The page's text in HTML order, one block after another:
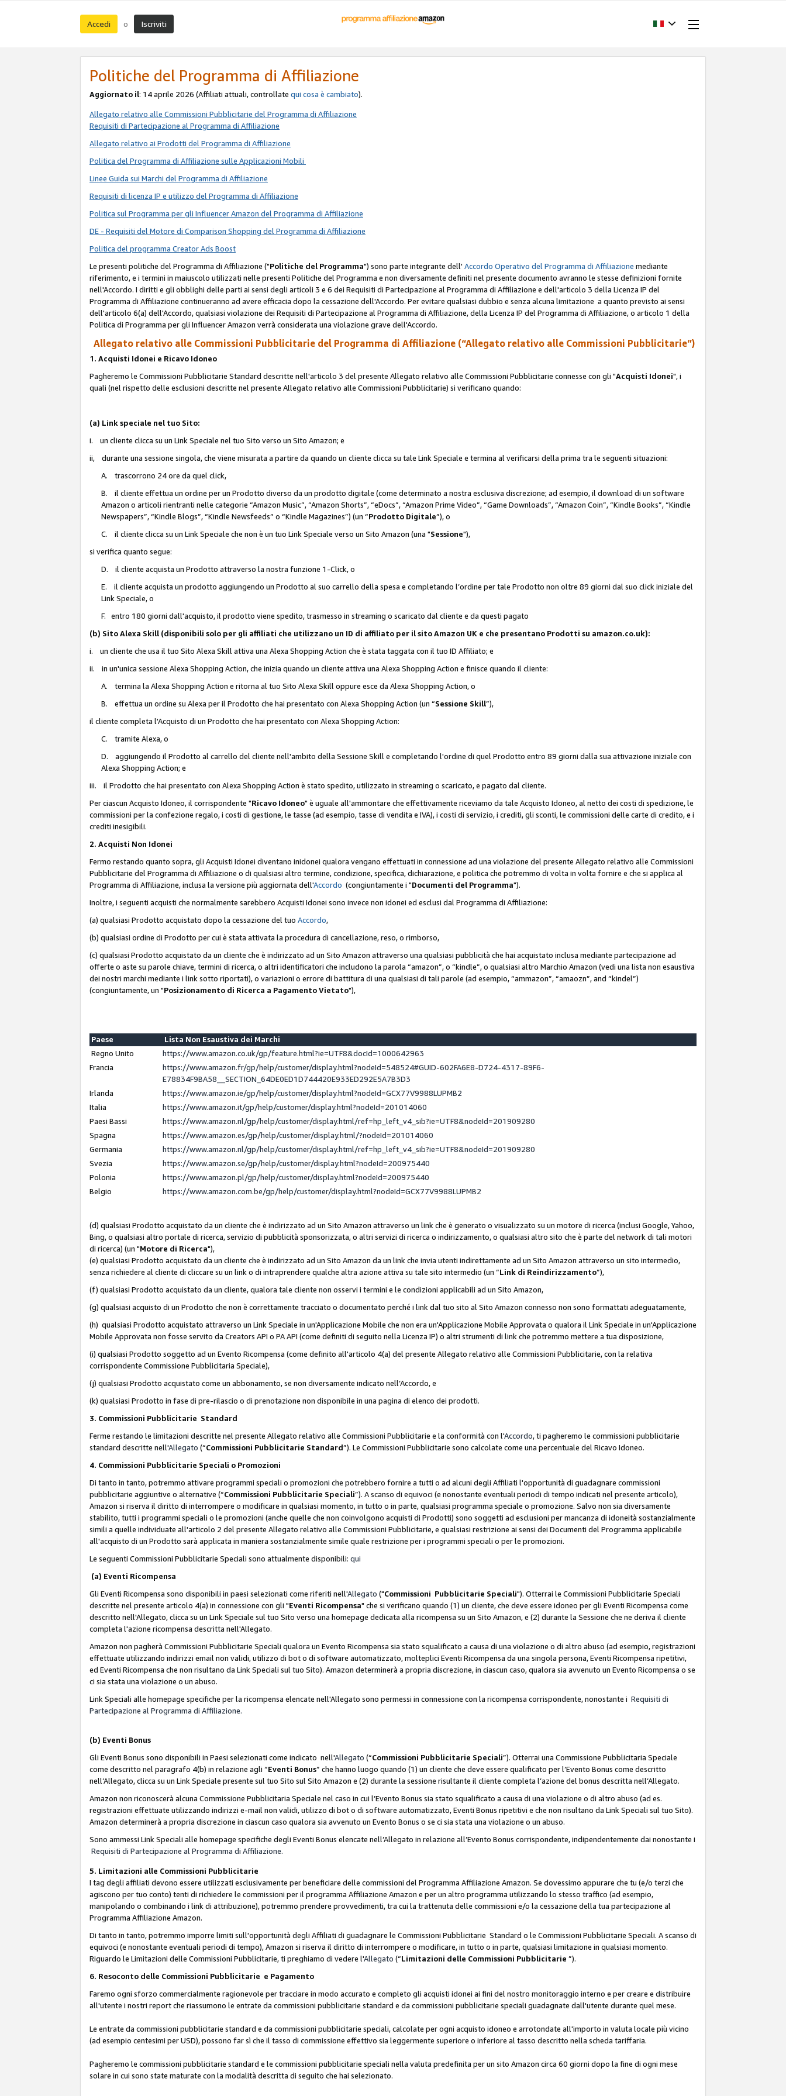
Accedi o Iscriviti
Politiche del Programma di Affiliazione
Aggiornato il: 14 aprile 2026 (Affiliati attuali, controllate qui cosa è cambiato).
Allegato relativo alle Commissioni Pubblicitarie del Programma di Affiliazione
Requisiti di Partecipazione al Programma di Affiliazione
Allegato relativo ai Prodotti del Programma di Affiliazione
Politica del Programma di Affiliazione sulle Applicazioni Mobili
Linee Guida sui Marchi del Programma di Affiliazione
Requisiti di licenza IP e utilizzo del Programma di Affiliazione
Politica sul Programma per gli Influencer Amazon del Programma di Affiliazione
DE - Requisiti del Motore di Comparison Shopping del Programma di Affiliazione
Politica del programma Creator Ads Boost
Le presenti politiche del Programma di Affiliazione ("Politiche del Programma") sono parte integrante dell' Accordo Operativo del Programma di Affiliazione mediante
riferimento, e i termini in maiuscolo utilizzati nelle presenti Politiche del Programma e non diversamente definiti nel presente documento avranno le stesse definizioni fornite
nell'Accordo. I diritti e gli obblighi delle parti ai sensi degli articoli 3 e 6 dei Requisiti di Partecipazione al Programma di Affiliazione e dell'articolo 3 della Licenza IP del
Programma di Affiliazione continueranno ad avere efficacia dopo la cessazione dell'Accordo. Per evitare qualsiasi dubbio e senza alcuna limitazione a quanto previsto ai sensi
dell'articolo 6(a) dell'Accordo, qualsiasi violazione dei Requisiti di Partecipazione al Programma di Affiliazione, della Licenza IP del Programma di Affiliazione, o articolo 1 della
Politica di Programma per gli Influencer Amazon verrà considerata una violazione grave dell'Accordo.
Allegato relativo alle Commissioni Pubblicitarie del Programma di Affiliazione (“Allegato relativo alle Commissioni Pubblicitarie”)
1. Acquisti Idonei e Ricavo Idoneo
Pagheremo le Commissioni Pubblicitarie Standard descritte nell'articolo 3 del presente Allegato relativo alle Commissioni Pubblicitarie connesse con gli "Acquisti Idonei", i
quali (nel rispetto delle esclusioni descritte nel presente Allegato relativo alle Commissioni Pubblicitarie) si verificano quando:
(a) Link speciale nel tuo Sito:
i. un cliente clicca su un Link Speciale nel tuo Sito verso un Sito Amazon; e
ii, durante una sessione singola, che viene misurata a partire da quando un cliente clicca su tale Link Speciale e termina al verificarsi della prima tra le seguenti situazioni:
A. trascorrono 24 ore da quel click,
B. il cliente effettua un ordine per un Prodotto diverso da un prodotto digitale (come determinato a nostra esclusiva discrezione; ad esempio, il download di un software
Amazon o articoli rientranti nelle categorie “Amazon Music”, “Amazon Shorts”, “eDocs”, “Amazon Prime Video”, “Game Downloads”, “Amazon Coin”, “Kindle Books”, “Kindle
Newspapers”, “Kindle Blogs”, “Kindle Newsfeeds” o “Kindle Magazines”) (un “Prodotto Digitale”), o
C. il cliente clicca su un Link Speciale che non è un tuo Link Speciale verso un Sito Amazon (una "Sessione"),
si verifica quanto segue:
D. il cliente acquista un Prodotto attraverso la nostra funzione 1-Click, o
E. il cliente acquista un prodotto aggiungendo un Prodotto al suo carrello della spesa e completando l’ordine per tale Prodotto non oltre 89 giorni dal suo click iniziale del
Link Speciale, o
F. entro 180 giorni dall'acquisto, il prodotto viene spedito, trasmesso in streaming o scaricato dal cliente e da questi pagato
(b) Sito Alexa Skill (disponibili solo per gli affiliati che utilizzano un ID di affiliato per il sito Amazon UK e che presentano Prodotti su amazon.co.uk):
i. un cliente che usa il tuo Sito Alexa Skill attiva una Alexa Shopping Action che è stata taggata con il tuo ID Affiliato; e
ii. in un'unica sessione Alexa Shopping Action, che inizia quando un cliente attiva una Alexa Shopping Action e finisce quando il cliente:
A. termina la Alexa Shopping Action e ritorna al tuo Sito Alexa Skill oppure esce da Alexa Shopping Action, o
B. effettua un ordine su Alexa per il Prodotto che hai presentato con Alexa Shopping Action (un “Sessione Skill”),
il cliente completa l'Acquisto di un Prodotto che hai presentato con Alexa Shopping Action:
C. tramite Alexa, o
D. aggiungendo il Prodotto al carrello del cliente nell'ambito della Sessione Skill e completando l'ordine di quel Prodotto entro 89 giorni dalla sua attivazione iniziale con
Alexa Shopping Action; e
iii. il Prodotto che hai presentato con Alexa Shopping Action è stato spedito, utilizzato in streaming o scaricato, e pagato dal cliente.
Per ciascun Acquisto Idoneo, il corrispondente "Ricavo Idoneo" è uguale all'ammontare che effettivamente riceviamo da tale Acquisto Idoneo, al netto dei costi di spedizione, le
commissioni per la confezione regalo, i costi di gestione, le tasse (ad esempio, tasse di vendita e IVA), i costi di servizio, i crediti, gli sconti, le commissioni delle carte di credito, e i
crediti inesigibili.
2. Acquisti Non Idonei
Fermo restando quanto sopra, gli Acquisti Idonei diventano inidonei qualora vengano effettuati in connessione ad una violazione del presente Allegato relativo alle Commissioni
Pubblicitarie del Programma di Affiliazione o di qualsiasi altro termine, condizione, specifica, dichiarazione, e politica che potremmo di volta in volta fornire e che si applica al
Programma di Affiliazione, inclusa la versione più aggiornata dell'Accordo (congiuntamente i "Documenti del Programma").
Inoltre, i seguenti acquisti che normalmente sarebbero Acquisti Idonei sono invece non idonei ed esclusi dal Programma di Affiliazione:
(a) qualsiasi Prodotto acquistato dopo la cessazione del tuo Accordo,
(b) qualsiasi ordine di Prodotto per cui è stata attivata la procedura di cancellazione, reso, o rimborso,
(c) qualsiasi Prodotto acquistato da un cliente che è indirizzato ad un Sito Amazon attraverso una qualsiasi pubblicità che hai acquistato inclusa mediante partecipazione ad
offerte o aste su parole chiave, termini di ricerca, o altri identificatori che includono la parola “amazon”, o “kindle”, o qualsiasi altro Marchio Amazon (vedi una lista non esaustiva
dei nostri marchi mediante i link sotto riportati), o variazioni o errore di battitura di una qualsiasi di tali parole (ad esempio, “ammazon”, “amaozn”, and “kindel”)
(congiuntamente, un "Posizionamento di Ricerca a Pagamento Vietato"),
Paese
Lista Non Esaustiva dei Marchi
Regno Unito
https://www.amazon.co.uk/gp/feature.html?ie=UTF8&docId=1000642963
Francia
https://www.amazon.fr/gp/help/customer/display.html?nodeId=548524#GUID-602FA6E8-D724-4317-89F6-
E78834F9BA58__SECTION_64DE0ED1D744420E933ED292E5A7B3D3
Irlanda
https://www.amazon.ie/gp/help/customer/display.html?nodeId=GCX77V9988LUPMB2
Italia
https://www.amazon.it/gp/help/customer/display.html?nodeId=201014060
Paesi Bassi
https://www.amazon.nl/gp/help/customer/display.html/ref=hp_left_v4_sib?ie=UTF8&nodeId=201909280
Spagna
https://www.amazon.es/gp/help/customer/display.html/?nodeId=201014060
Germania
https://www.amazon.nl/gp/help/customer/display.html/ref=hp_left_v4_sib?ie=UTF8&nodeId=201909280
Svezia
https://www.amazon.se/gp/help/customer/display.html?nodeId=200975440
Polonia
https://www.amazon.pl/gp/help/customer/display.html?nodeId=200975440
Belgio
https://www.amazon.com.be/gp/help/customer/display.html?nodeId=GCX77V9988LUPMB2
(d) qualsiasi Prodotto acquistato da un cliente che è indirizzato ad un Sito Amazon attraverso un link che è generato o visualizzato su un motore di ricerca (inclusi Google, Yahoo,
Bing, o qualsiasi altro portale di ricerca, servizio di pubblicità sponsorizzata, o altri servizi di ricerca o indirizzamento, o qualsiasi altro sito che è parte del network di tali motori
di ricerca) (un "Motore di Ricerca"),
(e) qualsiasi Prodotto acquistato da un cliente che è indirizzato ad un Sito Amazon da un link che invia utenti indirettamente ad un Sito Amazon attraverso un sito intermedio,
senza richiedere al cliente di cliccare su un link o di intraprendere qualche altra azione attiva su tale sito intermedio (un “Link di Reindirizzamento”),
(f) qualsiasi Prodotto acquistato da un cliente, qualora tale cliente non osservi i termini e le condizioni applicabili ad un Sito Amazon,
(g) qualsiasi acquisto di un Prodotto che non è correttamente tracciato o documentato perché i link dal tuo sito al Sito Amazon connesso non sono formattati adeguatamente,
(h) qualsiasi Prodotto acquistato attraverso un Link Speciale in un'Applicazione Mobile che non era un'Applicazione Mobile Approvata o qualora il Link Speciale in un'Applicazione
Mobile Approvata non fosse servito da Creators API o PA API (come definiti di seguito nella Licenza IP) o altri strumenti di link che potremmo mettere a tua disposizione,
(i) qualsiasi Prodotto soggetto ad un Evento Ricompensa (come definito all'articolo 4(a) del presente Allegato relativo alle Commissioni Pubblicitarie, con la relativa
corrispondente Commissione Pubblicitaria Speciale),
(j) qualsiasi Prodotto acquistato come un abbonamento, se non diversamente indicato nell’Accordo, e
(k) qualsiasi Prodotto in fase di pre-rilascio o di prenotazione non disponibile in una pagina di elenco dei prodotti.
3. Commissioni Pubblicitarie Standard
Ferme restando le limitazioni descritte nel presente Allegato relativo alle Commissioni Pubblicitarie e la conformità con l'Accordo, ti pagheremo le commissioni pubblicitarie
standard descritte nell'Allegato (“Commissioni Pubblicitarie Standard”). Le Commissioni Pubblicitarie sono calcolate come una percentuale del Ricavo Idoneo.
4. Commissioni Pubblicitarie Speciali o Promozioni
Di tanto in tanto, potremmo attivare programmi speciali o promozioni che potrebbero fornire a tutti o ad alcuni degli Affiliati l'opportunità di guadagnare commissioni
pubblicitarie aggiuntive o alternative (“Commissioni Pubblicitarie Speciali”). A scanso di equivoci (e nonostante eventuali periodi di tempo indicati nel presente articolo),
Amazon si riserva il diritto di interrompere o modificare in qualsiasi momento, in tutto o in parte, qualsiasi programma speciale o promozione. Salvo non sia diversamente
stabilito, tutti i programmi speciali o le promozioni (anche quelle che non coinvolgono acquisti di Prodotti) sono soggetti ad esclusioni per mancanza di idoneità sostanzialmente
simili a quelle individuate all'articolo 2 del presente Allegato relativo alle Commissioni Pubblicitarie, e qualsiasi restrizione ai sensi dei Documenti del Programma applicabile
all'acquisto di un Prodotto sarà applicata in maniera sostanzialmente simile quale restrizione per i programmi speciali o per le promozioni.
Le seguenti Commissioni Pubblicitarie Speciali sono attualmente disponibili: qui
(a) Eventi Ricompensa
Gli Eventi Ricompensa sono disponibili in paesi selezionati come riferiti nell'Allegato ("Commissioni Pubblicitarie Speciali"). Otterrai le Commissioni Pubblicitarie Speciali
descritte nel presente articolo 4(a) in connessione con gli "Eventi Ricompensa" che si verificano quando (1) un cliente, che deve essere idoneo per gli Eventi Ricompensa come
descritto nell'Allegato, clicca su un Link Speciale sul tuo Sito verso una homepage dedicata alla ricompensa su un Sito Amazon, e (2) durante la Sessione che ne deriva il cliente
completa l'azione ricompensa descritta nell'Allegato.
Amazon non pagherà Commissioni Pubblicitarie Speciali qualora un Evento Ricompensa sia stato squalificato a causa di una violazione o di altro abuso (ad esempio, registrazioni
effettuate utilizzando indirizzi email non validi, utilizzo di bot o di software automatizzato, molteplici Eventi Ricompensa da una singola persona, Eventi Ricompensa ripetitivi,
ed Eventi Ricompensa che non risultano da Link Speciali sul tuo Sito). Amazon determinerà a propria discrezione, in ciascun caso, qualora sia avvenuto un Evento Ricompensa o se
ci sia stata una violazione o un abuso.
Link Speciali alle homepage specifiche per la ricompensa elencate nell'Allegato sono permessi in connessione con la ricompensa corrispondente, nonostante i Requisiti di
Partecipazione al Programma di Affiliazione.
(b) Eventi Bonus
Gli Eventi Bonus sono disponibili in Paesi selezionati come indicato nell'Allegato (“Commissioni Pubblicitarie Speciali”). Otterrai una Commissione Pubblicitaria Speciale
come descritto nel paragrafo 4(b) in relazione agli “Eventi Bonus” che hanno luogo quando (1) un cliente che deve essere qualificato per l’Evento Bonus come descritto
nell’Allegato, clicca su un Link Speciale presente sul tuo Sito sul Sito Amazon e (2) durante la sessione risultante il cliente completa l’azione del bonus descritta nell’Allegato.
Amazon non riconoscerà alcuna Commissione Pubblicitaria Speciale nel caso in cui l’Evento Bonus sia stato squalificato a causa di una violazione o di altro abuso (ad es.
registrazioni effettuate utilizzando indirizzi e-mail non validi, utilizzo di bot o di software automatizzato, Eventi Bonus ripetitivi e che non risultano da Link Speciali sul tuo Sito).
Amazon determinerà a propria discrezione in ciascun caso qualora sia avvenuto un Evento Bonus o se ci sia stata una violazione o un abuso.
Sono ammessi Link Speciali alle homepage specifiche degli Eventi Bonus elencate nell’Allegato in relazione all’Evento Bonus corrispondente, indipendentemente dai nonostante i
Requisiti di Partecipazione al Programma di Affiliazione.
5. Limitazioni alle Commissioni Pubblicitarie
I tag degli affiliati devono essere utilizzati esclusivamente per beneficiare delle commissioni del Programma Affiliazione Amazon. Se dovessimo appurare che tu (e/o terzi che
agiscono per tuo conto) tenti di richiedere le commissioni per il programma Affiliazione Amazon e per un altro programma utilizzando lo stesso traffico (ad esempio,
manipolando o combinando i link di attribuzione), potremmo prendere provvedimenti, tra cui la trattenuta delle commissioni e/o la cessazione della tua partecipazione al
Programma Affiliazione Amazon.
Di tanto in tanto, potremmo imporre limiti sull'opportunità degli Affiliati di guadagnare le Commissioni Pubblicitarie Standard o le Commissioni Pubblicitarie Speciali. A scanso di
equivoci (e nonostante eventuali periodi di tempo), Amazon si riserva il diritto di interrompere o modificare, in tutto o in parte, qualsiasi limitazione in qualsiasi momento.
Riguardo le Limitazioni delle Commissioni Pubblicitarie, ti preghiamo di vedere l'Allegato (“Limitazioni delle Commissioni Pubblicitarie ”).
6. Resoconto delle Commissioni Pubblicitarie e Pagamento
Faremo ogni sforzo commercialmente ragionevole per tracciare in modo accurato e completo gli acquisti idonei ai fini del nostro monitoraggio interno e per creare e distribuire
all'utente i nostri report che riassumono le entrate da commissioni pubblicitarie standard e da commissioni pubblicitarie speciali guadagnate dall'utente durante quel mese.
Le entrate da commissioni pubblicitarie standard e da commissioni pubblicitarie speciali, calcolate per ogni acquisto idoneo e arrotondate all'importo in valuta locale più vicino
(ad esempio centesimi per USD), possono far sì che il tasso di commissione effettivo sia leggermente superiore o inferiore al tasso descritto nella scheda tariffaria.
Pagheremo le commissioni pubblicitarie standard e le commissioni pubblicitarie speciali nella valuta predefinita per un sito Amazon circa 60 giorni dopo la fine di ogni mese
solare in cui sono state maturate con la modalità descritta di seguito che hai selezionato.